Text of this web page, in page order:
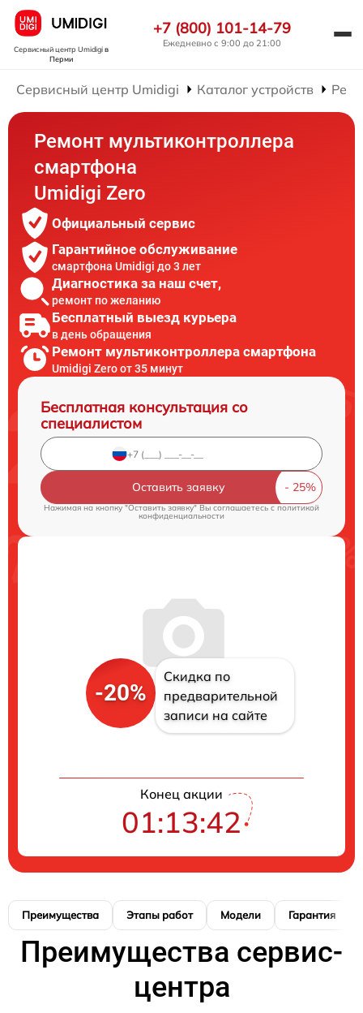
Сервисный центр Umidigiв
Перми
+7 (800) 101-14-79
Ежедневно с 9:00 до 21:00
Сервисный центр Umidigi Каталог устройств
Ремонт мультиконтроллера
смартфона
Umidigi Zero
Официальный сервис
Гарантийное обслуживание
смартфона Umidigi до 3 лет
Диагностика за наш счет,
ремонт по желанию
Бесплатный выезд курьера
в день обращения
Ремонт мультиконтроллера смартфона
Umidigi Zero от 35 минут
Бесплатная консультация со
специалистом
Оставить заявку
Нажимая на кнопку "Оставить заявку" Вы соглашаетесь c политикой
конфиденциальности
-20%
Скидка по
предварительной
записи на сайте
Конец акции
01:13:41
Преимущества Этапы работ Модели Гарантия
Преимущества сервис-
центра